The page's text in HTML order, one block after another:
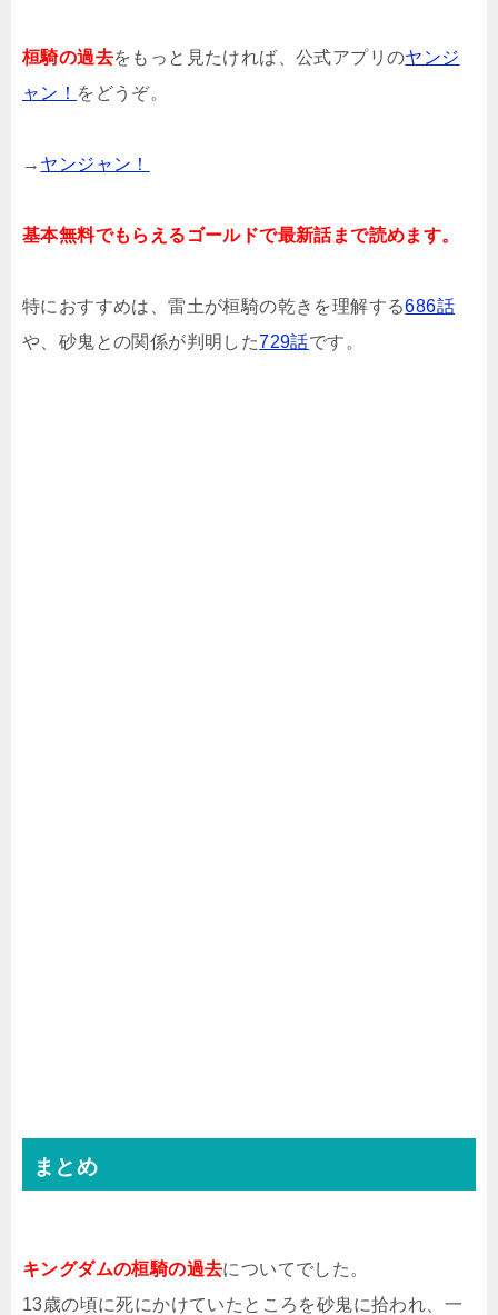
桓騎の過去をもっと見たければ、公式アプリのヤンジ
ャン！ をどうぞ。
→ ヤンジャン！
基本無料でもらえるゴールドで最新話まで読めます。
特におすすめは、雷土が桓騎の乾きを理解する686話
や、砂鬼との関係が判明した729話です。
まとめ
キングダムの桓騎の過去についてでした。
13歳の頃に死にかけていたところを砂鬼に拾われ、一